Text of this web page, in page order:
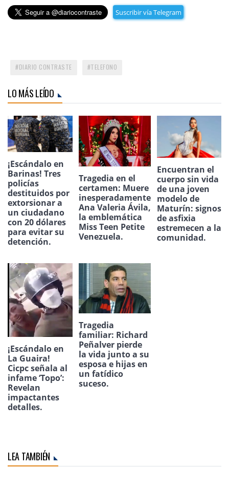
Suscribir vía Telegram
DIARIO CONTRASTE TELEFONO
LO MÁS LEÍDO
¡Escándalo en
Barinas! Tres
policías
destituidos por
extorsionar a
un ciudadano
con 20 dólares
para evitar su
detención.
Tragedia en el
certamen: Muere
inesperadamente
Ana Valeria Ávila,
la emblemática
Miss Teen Petite
Venezuela.
Encuentran el
cuerpo sin vida
de una joven
modelo de
Maturín: signos
de asfixia
estremecen a la
comunidad.
¡Escándalo en
La Guaira!
Cicpc señala al
infame ‘Topo’:
Revelan
impactantes
detalles.
Tragedia
familiar: Richard
Peñalver pierde
la vida junto a su
esposa e hijas en
un fatídico
suceso.
LEA TAMBIÉN